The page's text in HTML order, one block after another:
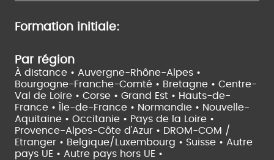
Formation initiale:
Par région
À distance • Auvergne-Rhône-Alpes •
Bourgogne-Franche-Comté • Bretagne • Centre-
Val de Loire • Corse • Grand Est • Hauts-de-
France •
Île-de-France • Normandie • Nouvelle-
Aquitaine • Occitanie • Pays de la Loire •
Provence-Alpes-Côte d'Azur • DROM-COM /
Etranger • Belgique/Luxembourg • Suisse • Autre
pays UE • Autre pays hors UE •